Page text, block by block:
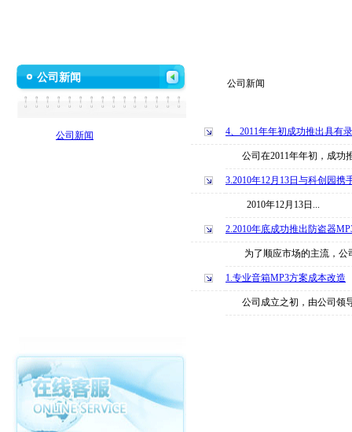
公司新闻
公司新闻
公司新闻
4、2011年年初成功推出具有
公司在2011年年初，成功
3.2010年12月13日与科创园携
2010年12月13日...
2.2010年底成功推出防盗器
为了顺应市场的主流，公
1.专业音箱MP3方案成本改造
公司成立之初，由公司领